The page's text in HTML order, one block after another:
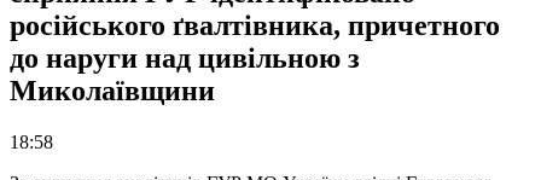
російського ґвалтівника, причетного
до наруги над цивільною з
Миколаївщини
18:58